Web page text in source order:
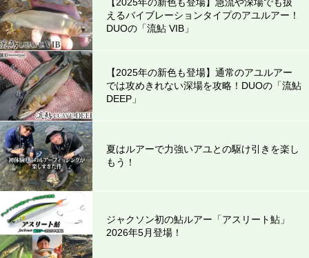
【2025年の新色も登場】急流や深場でも扱
えるバイブレーションタイプのアユルアー！
DUOの「流鮎 VIB」
【2025年の新色も登場】通常のアユルアー
では攻めきれない深場を攻略！DUOの「流鮎
DEEP」
夏はルアーで力強いアユとの駆け引きを楽し
もう！
ジャクソン初の鮎ルアー「アスリート鮎」
2026年5月登場！